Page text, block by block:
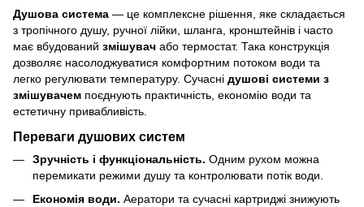
Душова система — це комплексне рішення, яке складається
з тропічного душу, ручної лійки, шланга, кронштейнів і часто
має вбудований змішувач або термостат. Така конструкція
дозволяє насолоджуватися комфортним потоком води та
легко регулювати температуру. Сучасні душові системи з
змішувачем поєднують практичність, економію води та
естетичну привабливість.
Переваги душових систем
Зручність і функціональність. Одним рухом можна
перемикати режими душу та контролювати потік води.
Економія води. Аератори та сучасні картриджі знижують